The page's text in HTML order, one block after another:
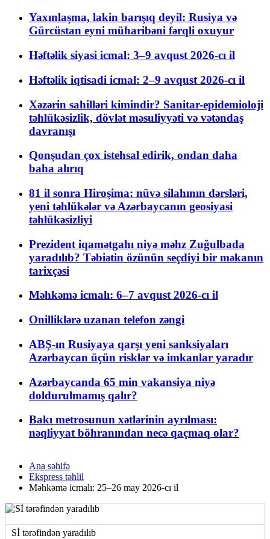
Yaxınlaşma, lakin barışıq deyil: Rusiya və
Gürcüstan eyni müharibəni fərqli oxuyur
Həftəlik siyasi icmal: 3–9 avqust 2026-cı il
Həftəlik iqtisadi icmal: 2–9 avqust 2026-cı il
Xəzərin sahilləri kimindir? Sanitar-epidemioloji
təhlükəsizlik, dövlət məsuliyyəti və vətəndaş
davranışı
Qonşudan çox istehsal edirik, ondan daha
baha alırıq
81 il sonra Hiroşima: nüvə silahının dərsləri,
yeni təhlükələr və Azərbaycanın geosiyasi
təhlükəsizliyi
Prezident iqamətgahı niyə məhz Zuğulbada
yaradılıb? Təbiətin özünün seçdiyi bir məkanın
tarixçəsi
Məhkəmə icmalı: 6–7 avqust 2026-cı il
Onilliklərə uzanan telefon zəngi
ABŞ-ın Rusiyaya qarşı yeni sanksiyaları
Azərbaycan üçün risklər və imkanlar yaradır
Azərbaycanda 65 min vakansiya niyə
doldurulmamış qalır?
Bakı metrosunun xətlərinin ayrılması:
nəqliyyat böhranından necə qaçmaq olar?
Ana səhifə
Ekspress təhlil
Məhkəmə icmalı: 25–26 may 2026-cı il
Sİ tərəfindən yaradılıb